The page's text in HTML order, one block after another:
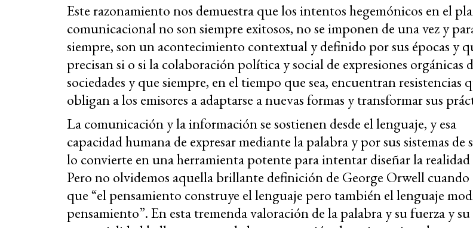
Este razonamiento nos demuestra que los intentos hegemónicos en el
comunicacional no son siempre exitosos, no se imponen de una vez y
siempre, son un acontecimiento contextual y definido por sus épocas y
precisan si o si la colaboración política y social de expresiones orgánicas
sociedades y que siempre, en el tiempo que sea, encuentran resistencias
obligan a los emisores a adaptarse a nuevas formas y transformar sus
La comunicación y la información se sostienen desde el lenguaje, y esa
capacidad humana de expresar mediante la palabra y por sus sistemas de
lo convierte en una herramienta potente para intentar diseñar la realidad
Pero no olvidemos aquella brillante definición de George Orwell cuando
que “el pensamiento construye el lenguaje pero también el lenguaje
pensamiento”. En esta tremenda valoración de la palabra y su fuerza y su